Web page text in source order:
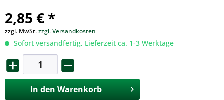
2,85 € *
zzgl. MwSt.zzgl. Versandkosten
Sofort versandfertig, Lieferzeit ca. 1-3 Werktage
In den Warenkorb